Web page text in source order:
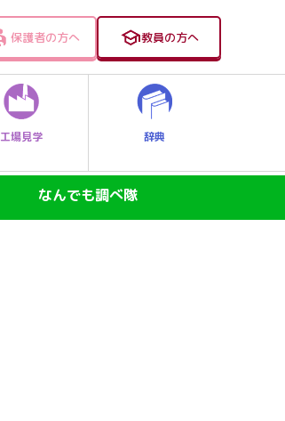
保護者の方へ 教員の方へ
工場見学 辞典
なんでも調べ隊